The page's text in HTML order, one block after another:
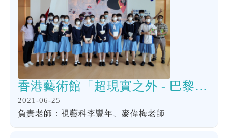
香港藝術館「超現實之外 - 巴黎龐比度中心」藏品展
2021-06-25
負責老師：視藝科李豐年、麥偉梅老師